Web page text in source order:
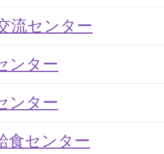
流センター
ンター
ンター
食センター